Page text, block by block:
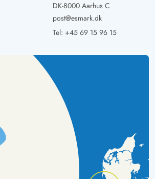
DK-8000 Aarhus C
post@esmark.dk
Tel: +45 69 15 96 15